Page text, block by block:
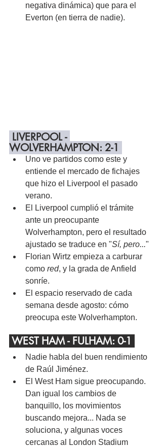
negativa dinámica) que para el
Everton (en tierra de nadie).
LIVERPOOL -
WOLVERHAMPTON: 2-1
Uno ve partidos como este y
entiende el mercado de fichajes
que hizo el Liverpool el pasado
verano.
El Liverpool cumplió el trámite
ante un preocupante
Wolverhampton, pero el resultado
ajustado se traduce en "Sí, pero..."
Florian Wirtz empieza a carburar
como red, y la grada de Anfield
sonríe.
El espacio reservado de cada
semana desde agosto: cómo
preocupa este Wolverhampton.
WEST HAM - FULHAM: 0-1
Nadie habla del buen rendimiento
de Raúl Jiménez.
El West Ham sigue preocupando.
Dan igual los cambios de
banquillo, los movimientos
buscando mejora... Nada se
soluciona, y algunas voces
cercanas al London Stadium